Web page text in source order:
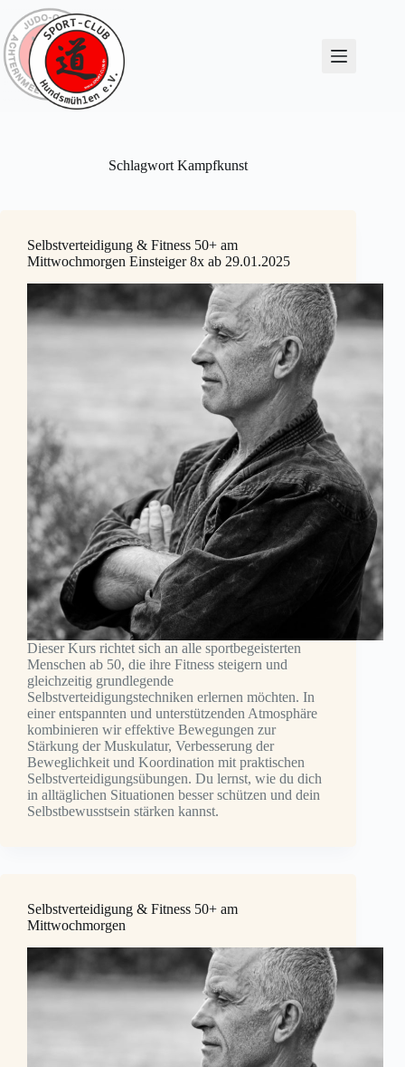
Inhalt
springen
Schlagwort Kampfkunst
Selbstverteidigung & Fitness 50+ am
Mittwochmorgen Einsteiger 8x ab 29.01.2025
Dieser Kurs richtet sich an alle sportbegeisterten
Menschen ab 50, die ihre Fitness steigern und
gleichzeitig grundlegende
Selbstverteidigungstechniken erlernen möchten. In
einer entspannten und unterstützenden Atmosphäre
kombinieren wir effektive Bewegungen zur
Stärkung der Muskulatur, Verbesserung der
Beweglichkeit und Koordination mit praktischen
Selbstverteidigungsübungen. Du lernst, wie du dich
in alltäglichen Situationen besser schützen und dein
Selbstbewusstsein stärken kannst.
Selbstverteidigung & Fitness 50+ am
Mittwochmorgen